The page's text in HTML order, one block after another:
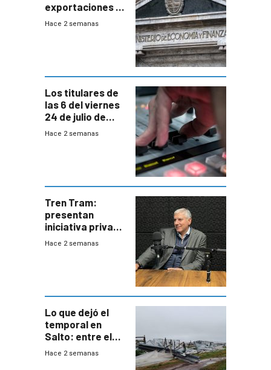
exportaciones a
EE.UU se verán
Hace 2 semanas
Los titulares de
las 6 del viernes
24 de julio de
2026
Hace 2 semanas
Tren Tram:
presentan
iniciativa privada
para una red de
Hace 2 semanas
Lo que dejó el
temporal en
Salto: entre el
impacto
Hace 2 semanas